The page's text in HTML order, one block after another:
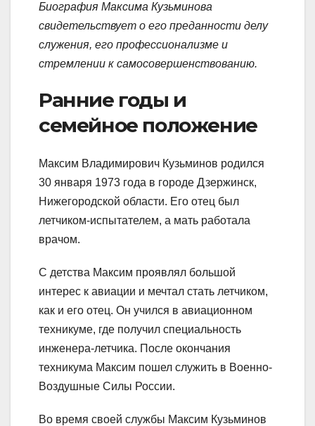
Биография Максима Кузьминова
свидетельствует о его преданности делу
служения, его профессионализме и
стремлении к самосовершенствованию.
Ранние годы и
семейное положение
Максим Владимирович Кузьминов родился
30 января 1973 года в городе Дзержинск,
Нижегородской области. Его отец был
летчиком-испытателем, а мать работала
врачом.
С детства Максим проявлял большой
интерес к авиации и мечтал стать летчиком,
как и его отец. Он учился в авиационном
техникуме, где получил специальность
инженера-летчика. После окончания
техникума Максим пошел служить в Военно-
Воздушные Силы России.
Во время своей службы Максим Кузьминов